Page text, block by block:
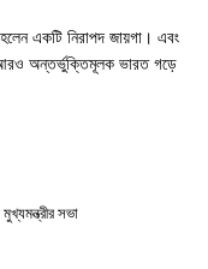
একটি নিরাপদ জায়গা। এবং
আরও অন্তর্ভুক্তিমূলক ভারত গড়ে
সভা